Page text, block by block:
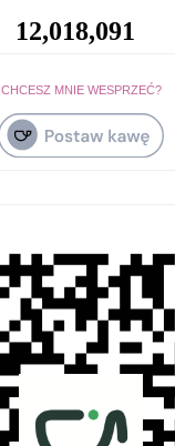
12,018,091
CHCESZ MNIE WESPRZEĆ?